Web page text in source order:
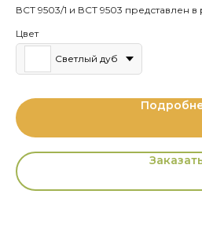
ВСТ 9503/1 и ВСТ 9503 представлен
Цвет
Светлый дуб